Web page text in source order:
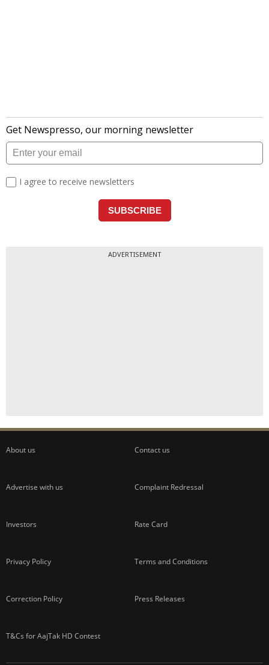
ADVERTISEMENT
About us Contact us
Advertise with us Complaint Redressal
Investors Rate Card
Privacy Policy Terms and Conditions
Correction Policy Press Releases
T&Cs for AajTak HD Contest